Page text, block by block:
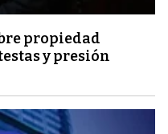
propiedad
y presión